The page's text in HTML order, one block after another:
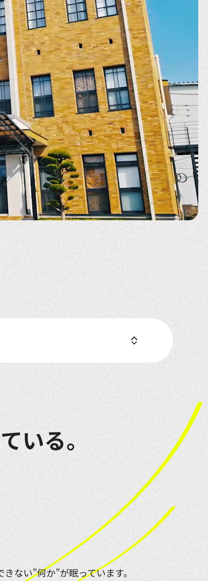
いる。
ない”何か”が眠っています。